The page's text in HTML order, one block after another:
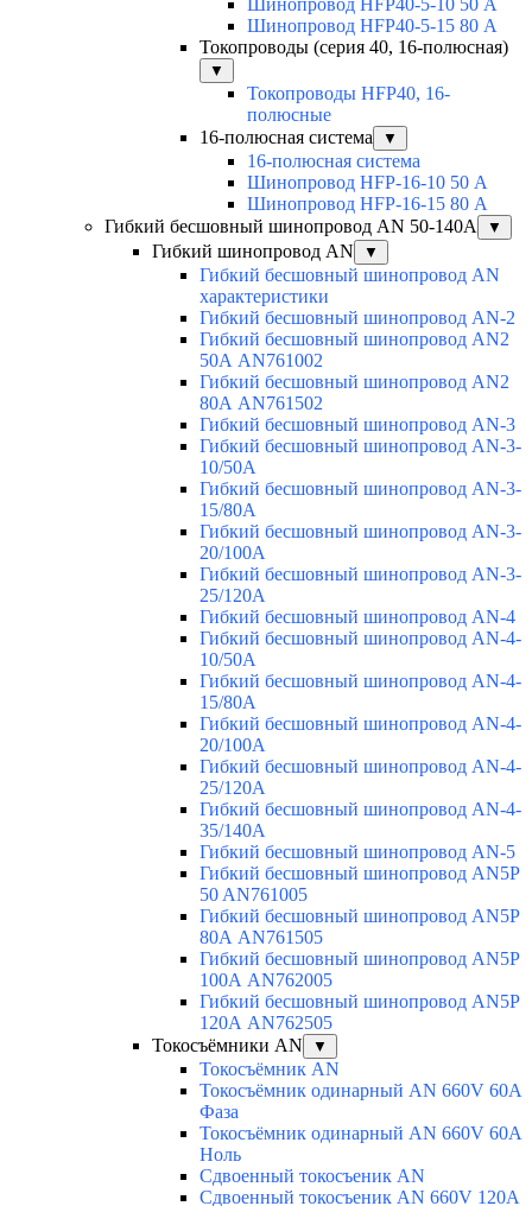
Шинопровод HFP40-5-15 80 А
Токопроводы (серия 40, 16-полюсная)
▼
Токопроводы HFP40, 16-
полюсные
16-полюсная система
▼
16-полюсная система
Шинопровод HFP-16-10 50 А
Шинопровод HFP-16-15 80 А
Гибкий бесшовный шинопровод AN 50-140А
▼
Гибкий шинопровод AN ▼
Гибкий бесшовный шинопровод AN
характеристики
Гибкий бесшовный шинопровод AN-2
Гибкий бесшовный шинопровод AN2
50А AN761002
Гибкий бесшовный шинопровод AN2
80А AN761502
Гибкий бесшовный шинопровод AN-3
Гибкий бесшовный шинопровод AN-3-
10/50A
Гибкий бесшовный шинопровод AN-3-
15/80A
Гибкий бесшовный шинопровод AN-3-
20/100A
Гибкий бесшовный шинопровод AN-3-
25/120A
Гибкий бесшовный шинопровод AN-4
Гибкий бесшовный шинопровод AN-4-
10/50A
Гибкий бесшовный шинопровод AN-4-
15/80A
Гибкий бесшовный шинопровод AN-4-
20/100A
Гибкий бесшовный шинопровод AN-4-
25/120A
Гибкий бесшовный шинопровод AN-4-
35/140A
Гибкий бесшовный шинопровод AN-5
Гибкий бесшовный шинопровод AN5P
50 AN761005
Гибкий бесшовный шинопровод AN5P
80А AN761505
Гибкий бесшовный шинопровод AN5P
100А AN762005
Гибкий бесшовный шинопровод AN5P
120А AN762505
Токосъёмники AN
▼
Токосъёмник AN
Токосъёмник одинарный AN 660V 60A
Фаза
Токосъёмник одинарный AN 660V 60A
Ноль
Сдвоенный токосъеник AN
Сдвоенный токосъеник AN 660V 120A